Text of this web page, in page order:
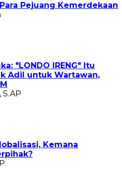
Pejuang Kemerdekaan
"LONDO IRENG" Itu
Adil untuk Wartawan,
Kemana